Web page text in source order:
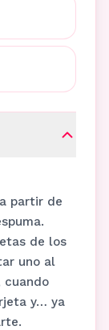
partir de
de los
uno al
cuando
y… ya